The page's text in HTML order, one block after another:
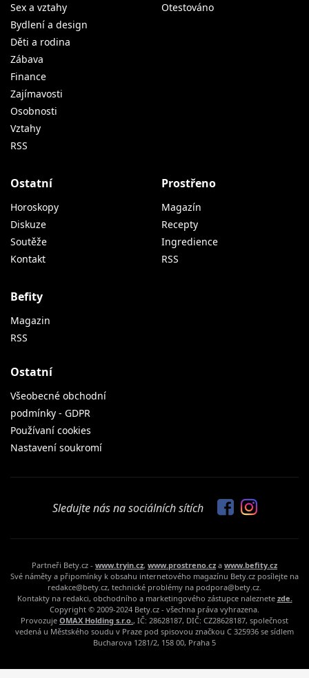
Sex a vztahy
Bydlení a design
Děti a rodina
Zábava
Finance
Zajímavosti
Osobnosti
Vztahy
RSS
Otestováno
Ostatní
Horoskopy
Diskuze
Soutěže
Kontakt
Prostřeno
Magazín
Recepty
Ingredience
RSS
Befity
Magazin
RSS
Ostatní
Všeobecné obchodní
podmínky - GDPR
Používaní cookies
Nastavení soukromí
Sledujte nás na sociálních sítích
Partneři Bety.cz - www.tryin.cz, www.prostreno.cz a www.befity.cz
Své náměty a připomínky k obsahu internetového magazínu Bety.cz posílejte na
redakce@bety.cz, technické problémy na podpora@bety.cz.
Kontakty na redakci, obchodního a marketingového zástupce naleznete zde.
Copyright © 2009-2024 Bety.cz - všechna práva vyhrazena.
Provozuje OMAX Holding s.r.o., IČ: 28628187, DIČ: CZ28628187, společnost
vedená u Městského soudu v Praze pod spisovou značkou C 325936 se sídlem
Bucharova 1281/2, 158 00, Praha 5